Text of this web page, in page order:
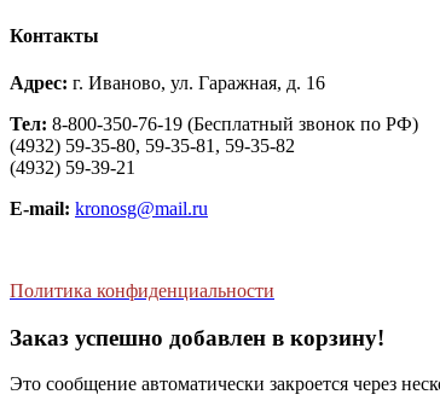
Контакты
Адрес: г. Иваново, ул. Гаражная, д. 16
Тел: 8-800-350-76-19 (Бесплатный звонок по РФ)
(4932) 59-35-80, 59-35-81, 59-35-82
(4932) 59-39-21
E-mail: kronosg@mail.ru
Политика конфиденциальности
Заказ успешно добавлен в корзину!
Это сообщение автоматически закроется через